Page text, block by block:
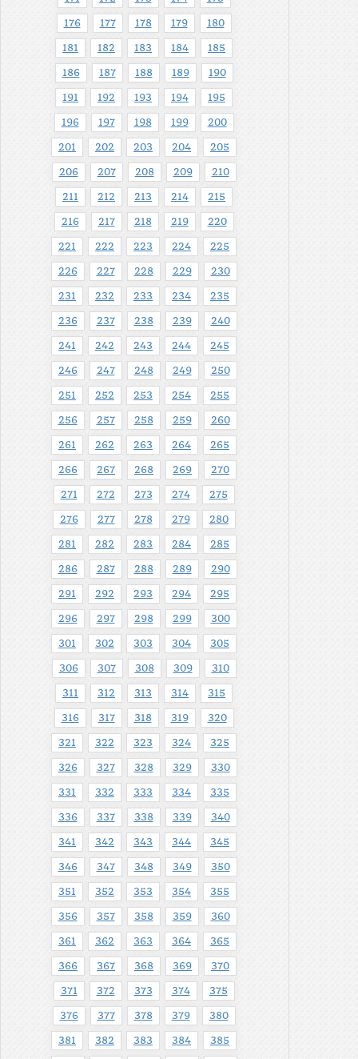
176 177 178 179 180
181 182 183 184 185
186 187 188 189 190
191 192 193 194 195
196 197 198 199 200
201 202 203 204 205
206 207 208 209 210
211 212 213 214 215
216 217 218 219 220
221 222 223 224 225
226 227 228 229 230
231 232 233 234 235
236 237 238 239 240
241 242 243 244 245
246 247 248 249 250
251 252 253 254 255
256 257 258 259 260
261 262 263 264 265
266 267 268 269 270
271 272 273 274 275
276 277 278 279 280
281 282 283 284 285
286 287 288 289 290
291 292 293 294 295
296 297 298 299 300
301 302 303 304 305
306 307 308 309 310
311 312 313 314 315
316 317 318 319 320
321 322 323 324 325
326 327 328 329 330
331 332 333 334 335
336 337 338 339 340
341 342 343 344 345
346 347 348 349 350
351 352 353 354 355
356 357 358 359 360
361 362 363 364 365
366 367 368 369 370
371 372 373 374 375
376 377 378 379 380
381 382 383 384 385